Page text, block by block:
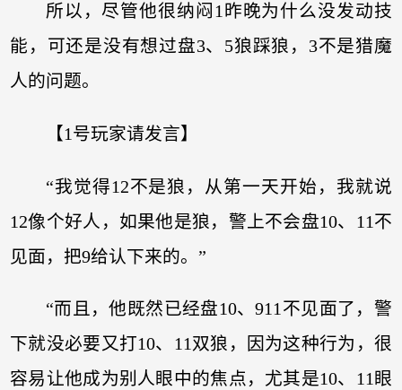
所以，尽管他很纳闷1昨晚为什么没发动技
能，可还是没有想过盘3、5狼踩狼，3不是猎魔
人的问题。
【1号玩家请发言】
“我觉得12不是狼，从第一天开始，我就说
12像个好人，如果他是狼，警上不会盘10、11不
见面，把9给认下来的。”
“而且，他既然已经盘10、911不见面了，警
下就没必要又打10、11双狼，因为这种行为，很
容易让他成为别人眼中的焦点，尤其是10、11眼